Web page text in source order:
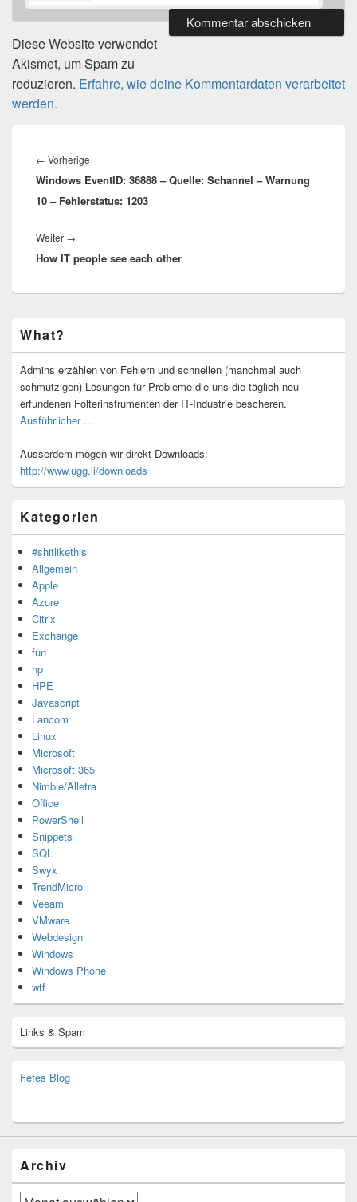
Diese Website verwendet
Akismet, um Spam zu
reduzieren. Erfahre, wie deine Kommentardaten verarbeitet
werden.
← Vorherige
Beitrag:
Windows EventID: 36888 – Quelle: Schannel – Warnung
10 – Fehlerstatus: 1203
Weiter →
Beitrag:
How IT people see each other
Seitenleisten-
Widgetbereich
What?
Admins erzählen von Fehlern und schnellen (manchmal auch
schmutzigen) Lösungen für Probleme die uns die täglich neu
erfundenen Folterinstrumenten der IT-Industrie bescheren.
Ausführlicher ...
Ausserdem mögen wir direkt Downloads:
http://www.ugg.li/downloads
Kategorien
#shitlikethis
Allgemein
Apple
Azure
Citrix
Exchange
fun
hp
HPE
Javascript
Lancom
Linux
Microsoft
Microsoft 365
Nimble/Alletra
Office
PowerShell
Snippets
SQL
Swyx
TrendMicro
Veeam
VMware
Webdesign
Windows
Windows Phone
wtf
Links & Spam
Fefes Blog
Archiv